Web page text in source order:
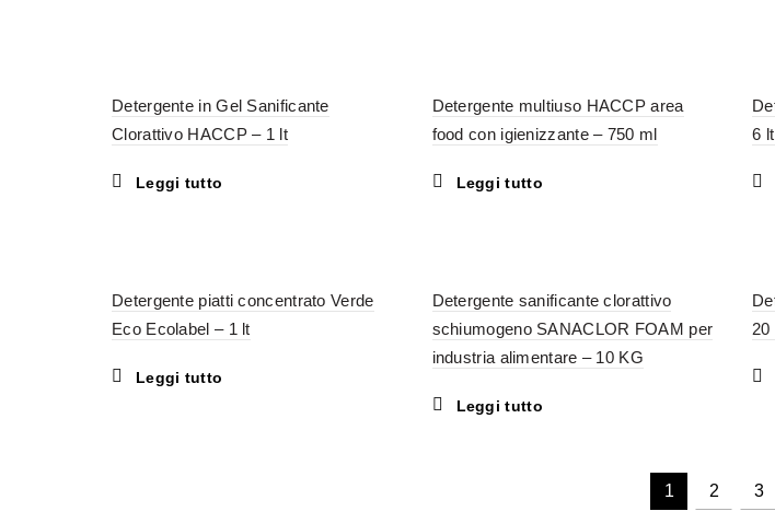
Detergente in Gel Sanificante
Clorattivo HACCP – 1 lt
Leggi tutto
Detergente multiuso HACCP area
food con igienizzante – 750 ml
Leggi tutto
6
Detergente piatti concentrato Verde
Eco Ecolabel – 1 lt
Leggi tutto
Detergente sanificante clorattivo
schiumogeno SANACLOR FOAM per
industria alimentare – 10 KG
Leggi tutto
20
1 2 3